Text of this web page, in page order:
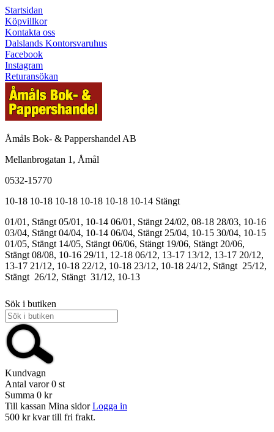
Startsidan
Köpvillkor
Kontakta oss
Dalslands Kontorsvaruhus
Facebook
Instagram
Returansökan
Åmåls Bok- & Pappershandel AB
Mellanbrogatan 1, Åmål
0532-15770
10-18 10-18 10-18 10-18 10-18 10-14 Stängt
01/01, Stängt 05/01, 10-14 06/01, Stängt 24/02, 08-18 28/03, 10-16
03/04, Stängt 04/04, 10-14 06/04, Stängt 25/04, 10-15 30/04, 10-15
01/05, Stängt 14/05, Stängt 06/06, Stängt 19/06, Stängt 20/06,
Stängt 08/08, 10-16 29/11, 12-18 06/12, 13-17 13/12, 13-17 20/12,
13-17 21/12, 10-18 22/12, 10-18 23/12, 10-18 24/12, Stängt 25/12,
Stängt 26/12, Stängt 31/12, 10-13
Sök i butiken
Kundvagn
Antal varor 0 st
Summa 0 kr
Till kassan Mina sidor Logga in
500 kr kvar till fri frakt.